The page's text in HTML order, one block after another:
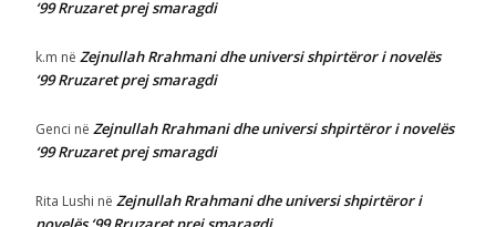
‘99 Rruzaret prej smaragdi
k.m në Zejnullah Rrahmani dhe universi shpirtëror i novelës
‘99 Rruzaret prej smaragdi
Genci në Zejnullah Rrahmani dhe universi shpirtëror i novelës
‘99 Rruzaret prej smaragdi
Rita Lushi në Zejnullah Rrahmani dhe universi shpirtëror i